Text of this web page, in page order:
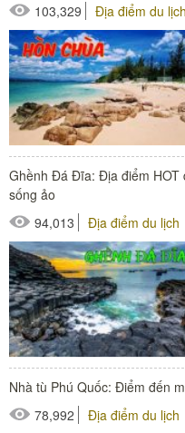
103,329
Địa điểm du lịch
Ghềnh Đá Đĩa: Địa điểm HOT
sống ảo
94,013
Địa điểm du lịch
Nhà tù Phú Quốc: Điểm đến
78,992
Địa điểm du lịch